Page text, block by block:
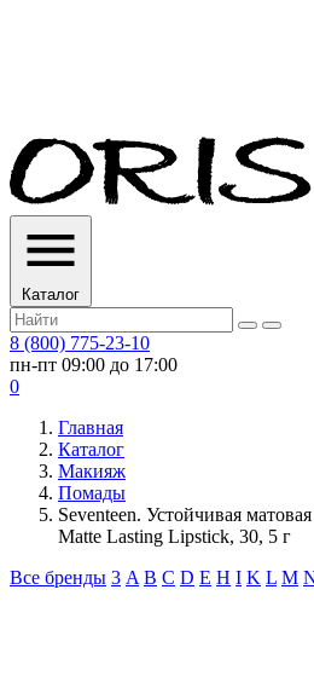
Каталог
8 (800) 775-23-10
пн-пт 09:00 до 17:00
0
Главная
Каталог
Макияж
Помады
Seventeen. Устойчивая
Matte Lasting Lipstick, 30, 5 г
Все бренды 3 A B C D E H I K L M